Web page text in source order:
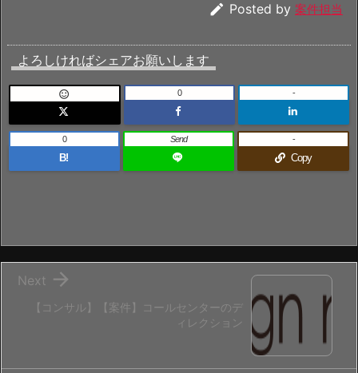
 Posted by 案件担当
よろしければシェアお願いします
 0 -
B!
0 Send
Copy
-
【コンサル】【案件】コールセンターのデ
ィレクション

Next